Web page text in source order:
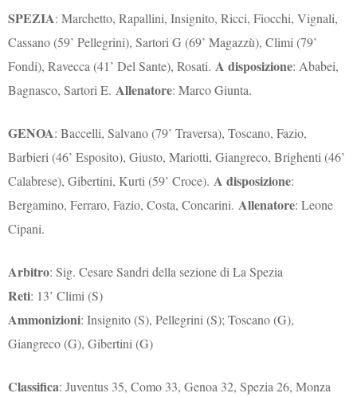
SPEZIA: Marchetto, Rapallini, Insignito, Ricci, Fiocchi, Vignali,
Cassano (59’ Pellegrini), Sartori G (69’ Magazzù), Climi (79’
Fondi), Ravecca (41’ Del Sante), Rosati.A disposizione: Ababei,
Bagnasco, Sartori E.Allenatore: Marco Giunta.
GENOA: Baccelli, Salvano (79’ Traversa), Toscano, Fazio,
Barbieri (46’ Esposito), Giusto, Mariotti, Giangreco, Brighenti (46’
Calabrese), Gibertini, Kurti (59’ Croce).A disposizione:
Bergamino, Ferraro, Fazio, Costa, Concarini.Allenatore: Leone
Cipani.
Arbitro: Sig. Cesare Sandri della sezione di La Spezia
Reti: 13’ Climi (S)
Ammonizioni: Insignito (S), Pellegrini (S); Toscano (G),
Giangreco (G), Gibertini (G)
Classifica: Juventus 35, Como 33, Genoa 32, Spezia 26, Monza